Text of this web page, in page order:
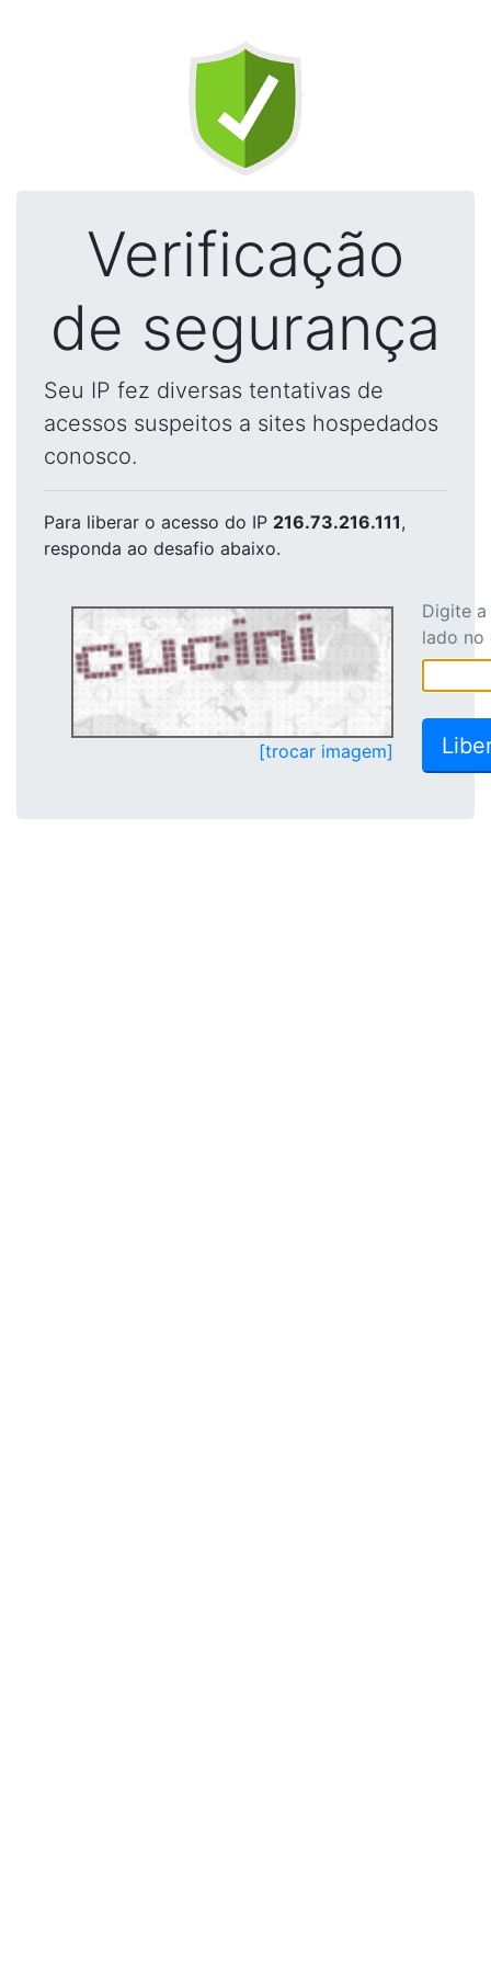
Verificação
de segurança
Seu IP fez diversas tentativas de
acessos suspeitos a sites hospedados
conosco.
Para liberar o acesso do IP 216.73.216.111,
responda ao desafio abaixo.
[trocar imagem]
Digite
lado no